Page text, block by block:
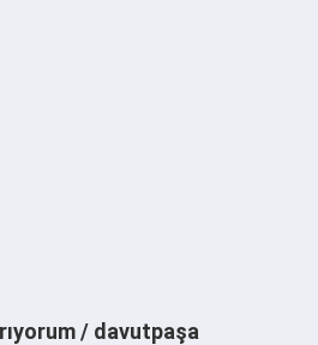
/ davutpaşa